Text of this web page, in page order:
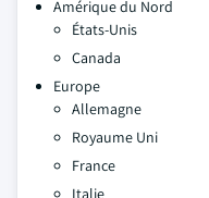
Amérique du Nord
États-Unis
Canada
Europe
Allemagne
Royaume Uni
France
Italie